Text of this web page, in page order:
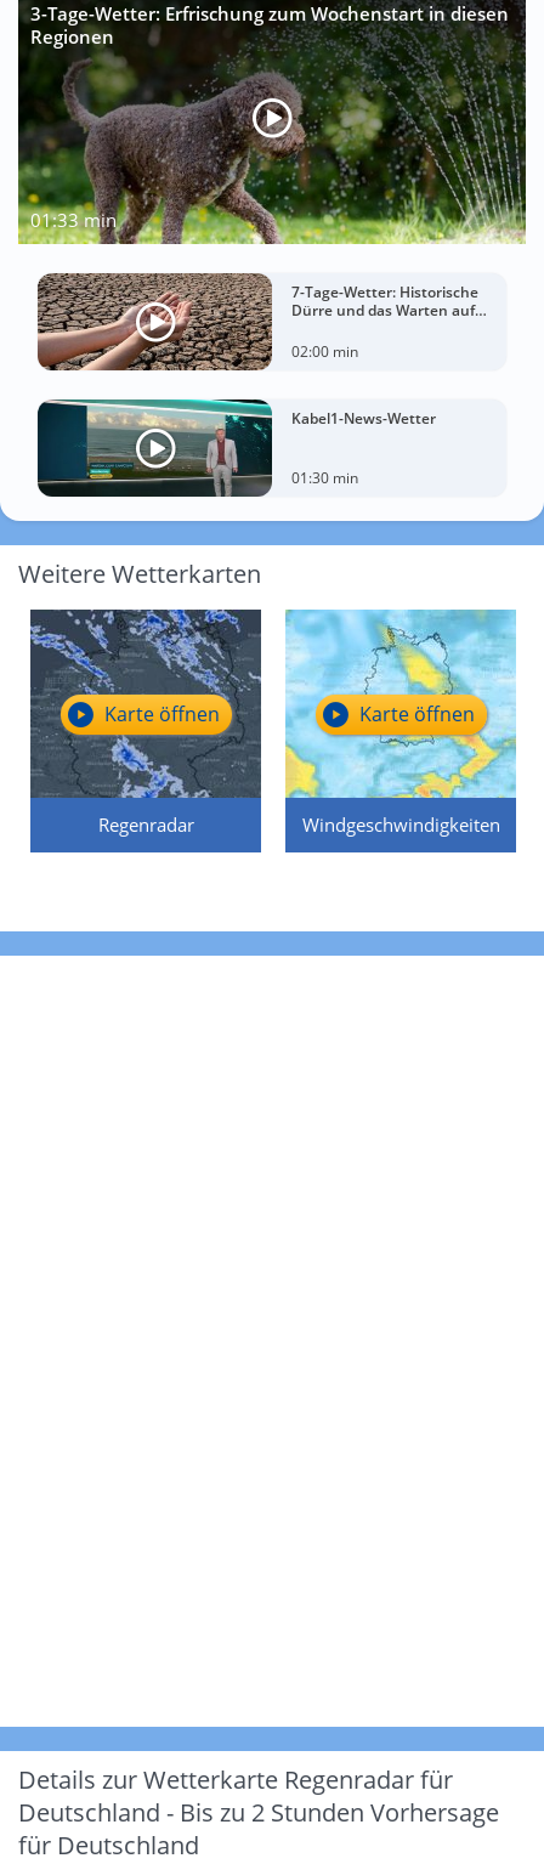
3-Tage-Wetter: Erfrischung zum Wochenstart in diesen
Regionen
01:33 min
7-Tage-Wetter: Historische
Dürre und das Warten auf
02:00 min
Kabel1-News-Wetter
01:30 min
Weitere Wetterkarten
Regenradar
Karte öffnen
Windgeschwindigkeiten
Karte öffnen
Details zur Wetterkarte Regenradar für
Deutschland - Bis zu 2 Stunden Vorhersage
für Deutschland